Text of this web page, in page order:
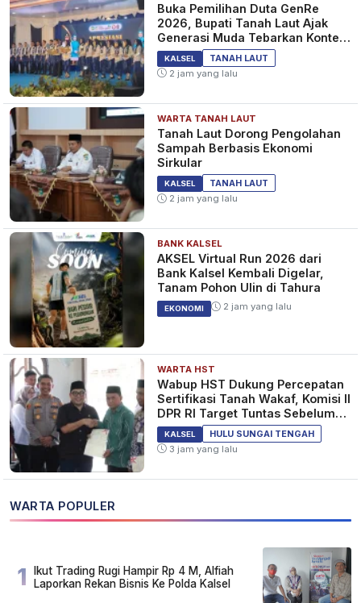
Buka Pemilihan Duta GenRe
2026, Bupati Tanah Laut Ajak
Generasi Muda Tebarkan Konten
Edukasi Positif
KALSEL
TANAH LAUT
2 jam yang lalu
WARTA TANAH LAUT
Tanah Laut Dorong Pengolahan
Sampah Berbasis Ekonomi
Sirkular
KALSEL
TANAH LAUT
2 jam yang lalu
BANK KALSEL
AKSEL Virtual Run 2026 dari
Bank Kalsel Kembali Digelar,
Tanam Pohon Ulin di Tahura
EKONOMI 2 jam yang lalu
WARTA HST
Wabup HST Dukung Percepatan
Sertifikasi Tanah Wakaf, Komisi II
DPR RI Target Tuntas Sebelum
2029
KALSEL
HULU SUNGAI TENGAH
3 jam yang lalu
WARTA POPULER
1
Ikut Trading Rugi Hampir Rp 4 M, Alfiah
Laporkan Rekan Bisnis Ke Polda Kalsel